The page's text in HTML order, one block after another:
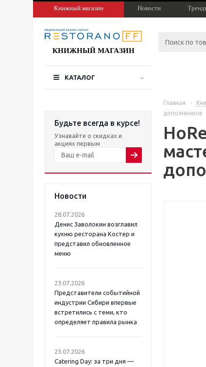
Книжный магазин Новости
КНИЖНЫЙ МАГАЗИН
КАТАЛОГ
Будьте всегда в курсе!
Узнавайте о скидках и
акциях первым
Новости
28.07.2026
Денис Заволокин возглавил
кухню ресторана Костер и
представил обновленное
меню
23.07.2026
Представители событийной
индустрии Сибири впервые
встретились с теми, кто
определяет правила рынка
23.07.2026
Catering Day: за три дня —
Главная -
дополненное